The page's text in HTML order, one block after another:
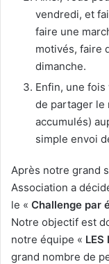
vendredi, et
faire une
motivés, faire
dimanche.
Enfin, une
de partager le
accumulés)
simple envoi
Après notre grand
Association a
le « Challenge par
Notre objectif est
notre équipe « LES
grand nombre de